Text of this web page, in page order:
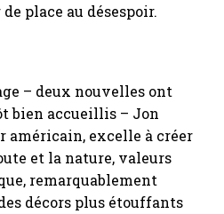
place au désespoir.
– deux nouvelles ont
bien accueillis – Jon
américain, excelle à créer
et la nature, valeurs
remarquablement
décors plus étouffants